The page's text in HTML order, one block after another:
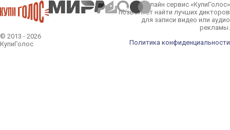
© 2013 - 2026
КупиГолос
Онлайн сервис «КупиГолос»
позволяет найти лучших дикторов
для записи видео или аудио
рекламы.
Политика конфиденциальности